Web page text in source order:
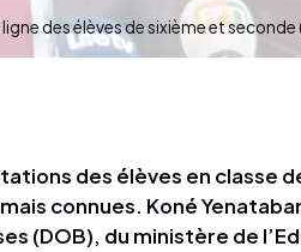
des élèves de sixième et seconde
des élèves en classe
connues. Koné
(DOB), du ministère de